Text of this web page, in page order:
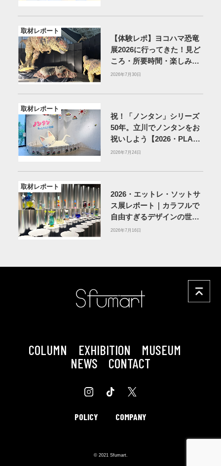
取材レポート
【体験レポ】ヨコハマ恐竜
展2026に行ってきた！見ど
ころ・所要時間・楽しみ方
を紹介
2026年7月30日
取材レポート
祝！「ノンタン」シリーズ
50年。立川でノンタンをお
祝いしよう【2026・PLAY!
MUSEUM】
2026年7月24日
取材レポート
2026・エットレ・ソットサ
ス展レポート｜カラフルで
自由すぎるデザインの世界
を体験
2026年7月16日
COLUMN EXHIBITION
MUSEUM
NEWS
CONTACT
POLICY COMPANY
© 2021 Sfumart.